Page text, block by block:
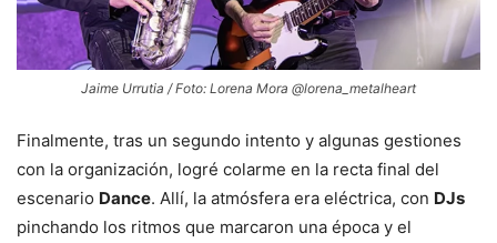
Jaime Urrutia / Foto: Lorena Mora @lorena_metalheart
Finalmente, tras un segundo intento y algunas gestiones
con la organización, logré colarme en la recta final del
escenario Dance. Allí, la atmósfera era eléctrica, con DJs
pinchando los ritmos que marcaron una época y el